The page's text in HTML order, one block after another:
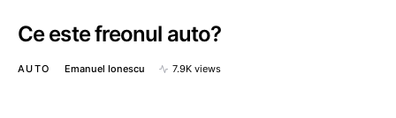
Ce este freonul auto?
AUTO Emanuel Ionescu 7.9K views